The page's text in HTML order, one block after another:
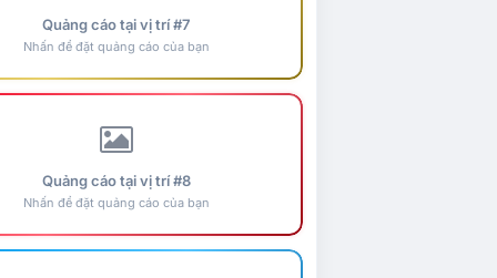
Quảng cáo tại vị trí #7
Nhấn để đặt quảng cáo của bạn
Quảng cáo tại vị trí #8
Nhấn để đặt quảng cáo của bạn